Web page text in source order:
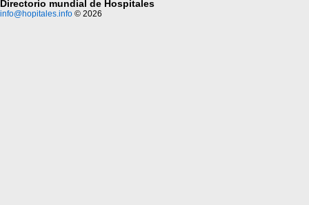
Directorio mundial de Hospitales
info@hopitales.info © 2026